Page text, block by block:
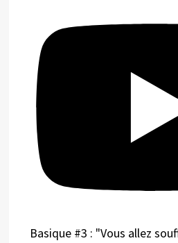
Basique #3 : "Vous allez